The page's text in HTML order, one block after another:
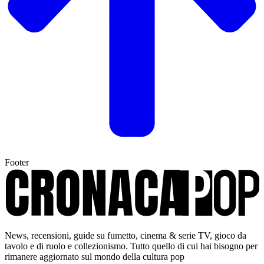
Footer
News, recensioni, guide su fumetto, cinema & serie TV, gioco da
tavolo e di ruolo e collezionismo. Tutto quello di cui hai bisogno per
rimanere aggiornato sul mondo della cultura pop